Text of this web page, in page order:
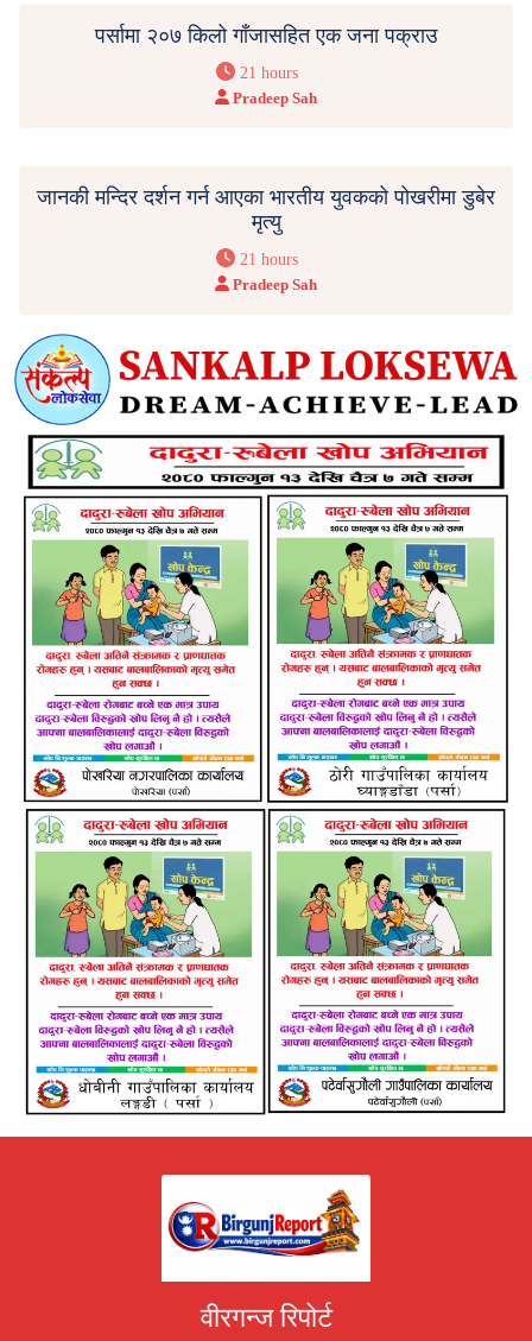
पर्सामा २०७ किलो गाँजासहित एक जना पक्राउ
21 hours
Pradeep Sah
जानकी मन्दिर दर्शन गर्न आएका भारतीय युवकको पोखरीमा डुबेर
मृत्यु
21 hours
Pradeep Sah
वीरगन्ज रिपोर्ट